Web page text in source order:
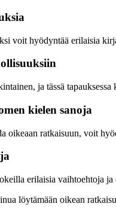
voit hyödyntää erilaisia
ja tässä
kielen sanoja
oikeaan ratkaisuun, voit
erilaisia vaihtoehtoja
löytämään oikean